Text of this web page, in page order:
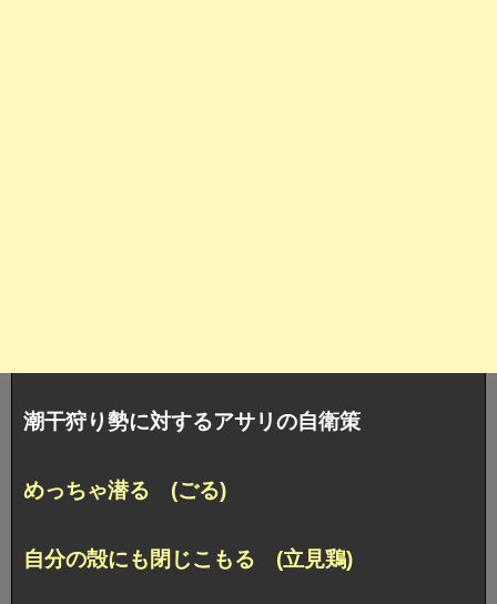
潮干狩り勢に対するアサリの自衛策
めっちゃ潜る (ごる)
自分の殻にも閉じこもる (立見鶏)